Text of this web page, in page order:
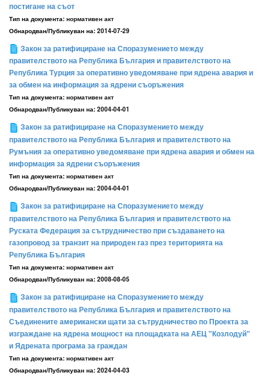
постигане на съот
Тип на документа: нормативен акт
Обнародван/Публикуван на: 2014-07-29
Закон за ратифициране на Споразумението между
правителството на Република България и правителството на
Република Турция за оперативно уведомяване при ядрена авария и
за обмен на информация за ядрени съоръжения
Тип на документа: нормативен акт
Обнародван/Публикуван на: 2004-04-01
Закон за ратифициране на Споразумението между
правителството на Република България и правителството на
Румъния за оперативно уведомяване при ядрена авария и обмен на
информация за ядрени съоръжения
Тип на документа: нормативен акт
Обнародван/Публикуван на: 2004-04-01
Закон за ратифициране на Споразумението между
правителството на Република България и правителството на
Руската Федерация за сътрудничество при създаването на
газопровод за транзит на природен газ през територията на
Република България
Тип на документа: нормативен акт
Обнародван/Публикуван на: 2008-08-05
Закон за ратифициране на Споразумението между
правителството на Република България и правителството на
Съединените американски щати за сътрудничество по Проекта за
изграждане на ядрена мощност на площадката на АЕЦ "Козлодуй"
и Ядрената програма за граждан
Тип на документа: нормативен акт
Обнародван/Публикуван на: 2024-04-03